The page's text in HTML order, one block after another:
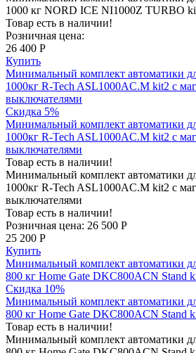
1000 кг NORD ICE NI1000Z TURBO
Товар есть в наличии!
Розничная цена:
26 400 Р
Купить
Минимальный комплект автоматики
1000кг R-Tech ASL1000AC.M kit2 с
выключателями
Скидка 5%
Минимальный комплект автоматики
1000кг R-Tech ASL1000AC.M kit2 с
выключателями
Товар есть в наличии!
Минимальный комплект автоматики
1000кг R-Tech ASL1000AC.M kit2 с
выключателями
Товар есть в наличии!
Розничная цена: 26 500 Р
25 200 Р
Купить
Минимальный комплект автоматики
800 кг Home Gate DKC800ACN Stand
Скидка 10%
Минимальный комплект автоматики
800 кг Home Gate DKC800ACN Stand
Товар есть в наличии!
Минимальный комплект автоматики